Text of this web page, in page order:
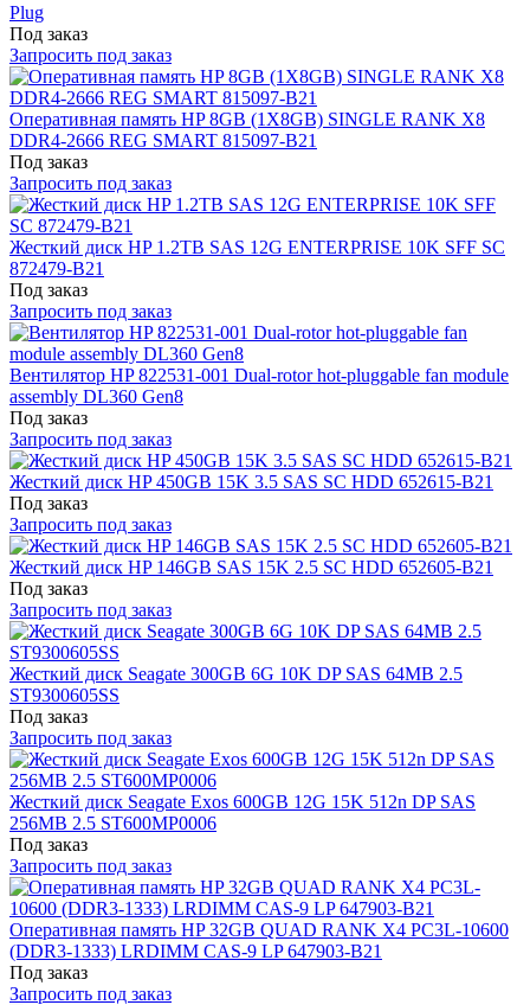
Plug
Под заказ
Запросить под заказ
Оперативная память HP 8GB (1X8GB) SINGLE RANK X8
DDR4-2666 REG SMART 815097-B21
Под заказ
Запросить под заказ
Жесткий диск HP 1.2TB SAS 12G ENTERPRISE 10K SFF SC
872479-B21
Под заказ
Запросить под заказ
Вентилятор HP 822531-001 Dual-rotor hot-pluggable fan module
assembly DL360 Gen8
Под заказ
Запросить под заказ
Жесткий диск HP 450GB 15K 3.5 SAS SC HDD 652615-B21
Под заказ
Запросить под заказ
Жесткий диск HP 146GB SAS 15K 2.5 SC HDD 652605-B21
Под заказ
Запросить под заказ
Жесткий диск Seagate 300GB 6G 10K DP SAS 64MB 2.5
ST9300605SS
Под заказ
Запросить под заказ
Жесткий диск Seagate Exos 600GB 12G 15K 512n DP SAS
256MB 2.5 ST600MP0006
Под заказ
Запросить под заказ
Оперативная память HP 32GB QUAD RANK X4 PC3L-10600
(DDR3-1333) LRDIMM CAS-9 LP 647903-B21
Под заказ
Запросить под заказ